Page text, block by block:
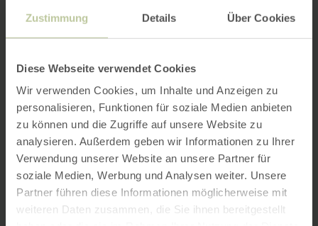
Zustimmung Details Über Cookies
Diese Webseite verwendet Cookies
Wir verwenden Cookies, um Inhalte und Anzeigen zu
personalisieren, Funktionen für soziale Medien anbieten
zu können und die Zugriffe auf unsere Website zu
analysieren. Außerdem geben wir Informationen zu Ihrer
Verwendung unserer Website an unsere Partner für
soziale Medien, Werbung und Analysen weiter. Unsere
Partner führen diese Informationen möglicherweise mit
weiteren Daten zusammen, die Sie ihnen bereitgestellt